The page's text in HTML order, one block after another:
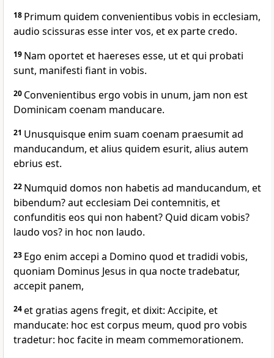
18 Primum quidem convenientibus vobis in ecclesiam,
audio scissuras esse inter vos, et ex parte credo.
19 Nam oportet et haereses esse, ut et qui probati
sunt, manifesti fiant in vobis.
20 Convenientibus ergo vobis in unum, jam non est
Dominicam coenam manducare.
21 Unusquisque enim suam coenam praesumit ad
manducandum, et alius quidem esurit, alius autem
ebrius est.
22 Numquid domos non habetis ad manducandum, et
bibendum? aut ecclesiam Dei contemnitis, et
confunditis eos qui non habent? Quid dicam vobis?
laudo vos? in hoc non laudo.
23 Ego enim accepi a Domino quod et tradidi vobis,
quoniam Dominus Jesus in qua nocte tradebatur,
accepit panem,
24et gratias agens fregit, et dixit: Accipite, et
manducate: hoc est corpus meum, quod pro vobis
tradetur: hoc facite in meam commemorationem.